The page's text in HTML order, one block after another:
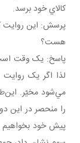
کالاي خود برسد.
پرسش: اين روايت
هست؟
پاسخ: يک وقت است
لذا اگر يک
مي‌شود مخيّر.
را منحصر در اين
پيش خود بخواهيم